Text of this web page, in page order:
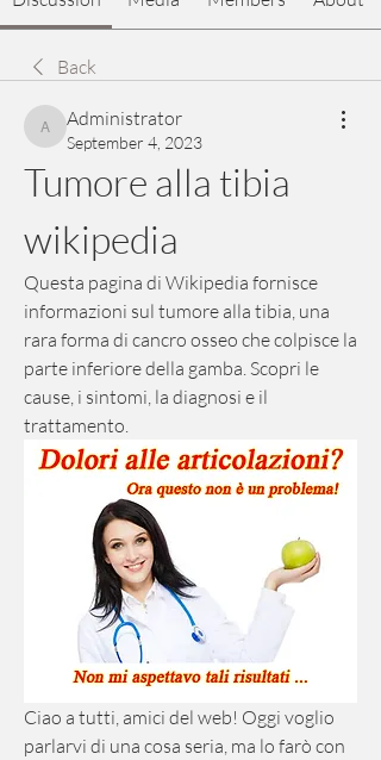
Back
Administrator
Administrator
September 4, 2023
Tumore alla tibia
wikipedia
Questa pagina di Wikipedia fornisce
informazioni sul tumore alla tibia, una
rara forma di cancro osseo che colpisce la
parte inferiore della gamba. Scopri le
cause, i sintomi, la diagnosi e il
trattamento.
Ciao a tutti, amici del web! Oggi voglio
parlarvi di una cosa seria, ma lo farò con